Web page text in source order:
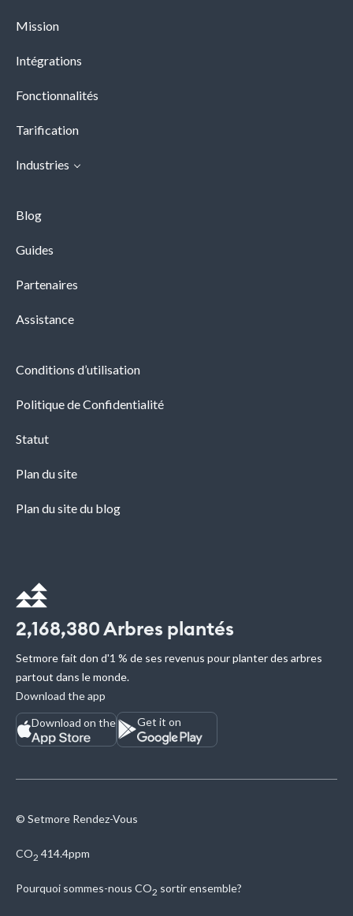
Mission
Intégrations
Fonctionnalités
Tarification
Industries
Blog
Guides
Partenaires
Assistance
Conditions d’utilisation
Politique de Confidentialité
Statut
Plan du site
Plan du site du blog
2,168,380 Arbres plantés
Setmore fait don d'1 % de ses revenus pour planter des arbres
partout dans le monde.
Download the app
Download on the
Get it on
© Setmore Rendez-Vous
CO2 414.4ppm
Pourquoi sommes-nous CO2 sortir ensemble?